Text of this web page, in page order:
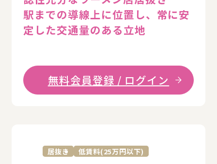
駅までの導線上に位置し、常に安
定した交通量のある立地
無料会員登録 / ログイン
居抜き 低賃料(25万円以下)